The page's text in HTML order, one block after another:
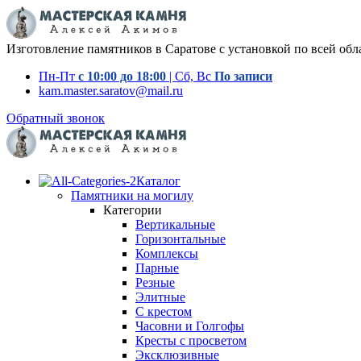
Изготовление памятников в Саратове с установкой по всей
Пн-Пт с 10:00 до 18:00 | Сб, Вс По записи
kam.master.saratov@mail.ru
Обратный звонок
Каталог
Памятники на могилу
Категории
Вертикальные
Горизонтальные
Комплексы
Парные
Резные
Элитные
С крестом
Часовни и Голгофы
Кресты с просветом
Эксклюзивные